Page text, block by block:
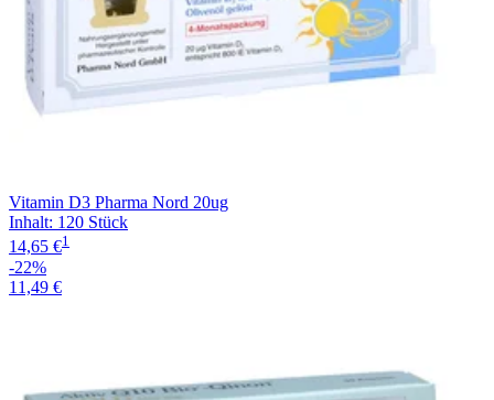
Vitamin D3 Pharma Nord 20ug
Inhalt: 120 Stück
14,65 €1
-22%
11,49 €